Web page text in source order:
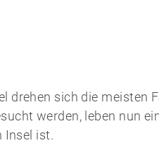
drehen sich die meisten
werden, leben nun
Insel ist.